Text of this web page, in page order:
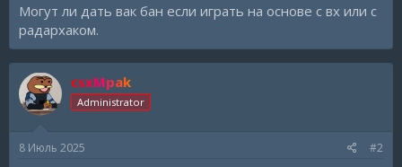
а
Могут ли дать вак бан если играть на основе с вх или с
радархаком.
csxMpak
Administrator
8 Июль 2025 #2